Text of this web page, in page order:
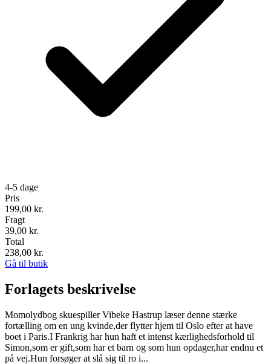
4-5 dage
Pris
199,00 kr.
Fragt
39,00 kr.
Total
238,00 kr.
Gå til butik
Forlagets beskrivelse
Momolydbog skuespiller Vibeke Hastrup læser denne stærke
fortælling om en ung kvinde,der flytter hjem til Oslo efter at have
boet i Paris.I Frankrig har hun haft et intenst kærlighedsforhold til
Simon,som er gift,som har et barn og som hun opdager,har endnu et
på vej.Hun forsøger at slå sig til ro i...